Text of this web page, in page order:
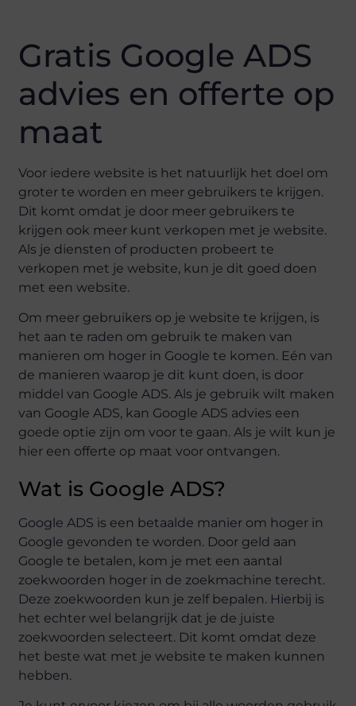
Gratis Google ADS
advies en offerte op
maat
Voor iedere website is het natuurlijk het doel om
groter te worden en meer gebruikers te krijgen.
Dit komt omdat je door meer gebruikers te
krijgen ook meer kunt verkopen met je website.
Als je diensten of producten probeert te
verkopen met je website, kun je dit goed doen
met een website.
Om meer gebruikers op je website te krijgen, is
het aan te raden om gebruik te maken van
manieren om hoger in Google te komen. Eén van
de manieren waarop je dit kunt doen, is door
middel van Google ADS. Als je gebruik wilt maken
van Google ADS, kan Google ADS advies een
goede optie zijn om voor te gaan. Als je wilt kun je
hier een offerte op maat voor ontvangen.
Wat is Google ADS?
Google ADS is een betaalde manier om hoger in
Google gevonden te worden. Door geld aan
Google te betalen, kom je met een aantal
zoekwoorden hoger in de zoekmachine terecht.
Deze zoekwoorden kun je zelf bepalen. Hierbij is
het echter wel belangrijk dat je de juiste
zoekwoorden selecteert. Dit komt omdat deze
het beste wat met je website te maken kunnen
hebben.